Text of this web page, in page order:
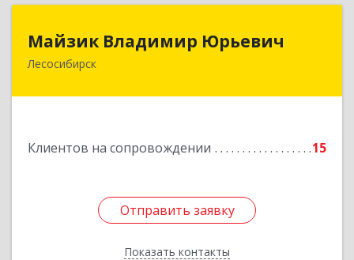
Майзик Владимир Юрьевич
Лесосибирск
Клиентов на сопровождении 15
Отправить заявку
Показать контакты
Отправить заявку
Назад